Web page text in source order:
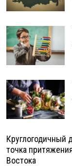
Круглогодичный
точка
Востока